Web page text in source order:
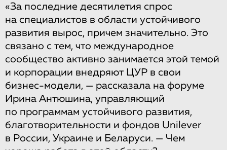
«За последние десятилетия спрос
на специалистов в области устойчивого
развития вырос, причем значительно. Это
связано с тем, что международное
сообщество активно занимается этой темой
и корпорации внедряют ЦУР в свои
бизнес-модели, — рассказала на форуме
Ирина Антюшина, управляющий
по программам устойчивого развития,
благотворительности и фондов Unilever
в России, Украине и Беларуси. — Чем